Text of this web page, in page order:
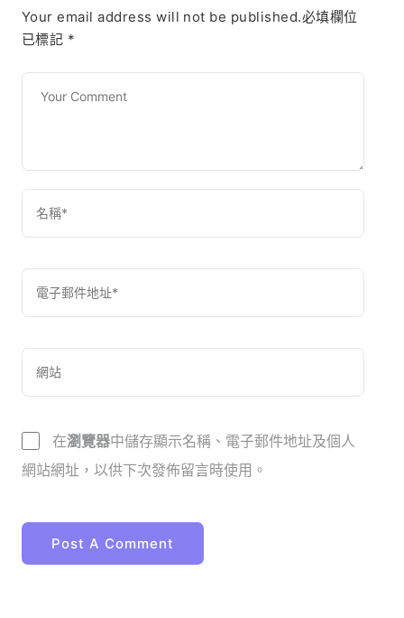
Your email address will not be published.必填欄位
已標記 *
在瀏覽器中儲存顯示名稱、電子郵件地址及個人
網站網址，以供下次發佈留言時使用。